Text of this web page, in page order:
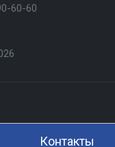
60-60
Контакты